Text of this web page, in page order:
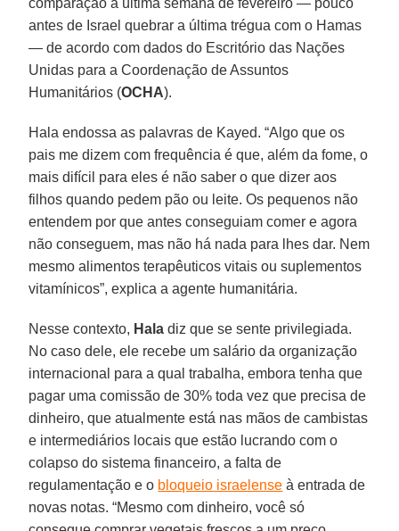
antes de Israel quebrar a última trégua com o Hamas
— de acordo com dados do Escritório das Nações
Unidas para a Coordenação de Assuntos
Humanitários (OCHA).
Hala endossa as palavras de Kayed. “Algo que os
pais me dizem com frequência é que, além da fome, o
mais difícil para eles é não saber o que dizer aos
filhos quando pedem pão ou leite. Os pequenos não
entendem por que antes conseguiam comer e agora
não conseguem, mas não há nada para lhes dar. Nem
mesmo alimentos terapêuticos vitais ou suplementos
vitamínicos”, explica a agente humanitária.
Nesse contexto, Hala diz que se sente privilegiada.
No caso dele, ele recebe um salário da organização
internacional para a qual trabalha, embora tenha que
pagar uma comissão de 30% toda vez que precisa de
dinheiro, que atualmente está nas mãos de cambistas
e intermediários locais que estão lucrando com o
colapso do sistema financeiro, a falta de
regulamentação e o bloqueio israelense à entrada de
novas notas. “Mesmo com dinheiro, você só